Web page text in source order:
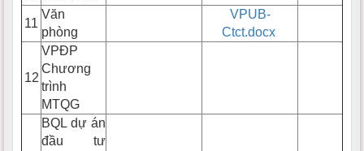
11
Văn
phòng
VPUB-
Ctct.docx
12
VPĐP
Chương
trình
MTQG
BQL dự án
đầu tư